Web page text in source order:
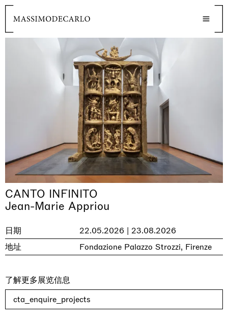
CANTO INFINITO
Jean-Marie Appriou
日期
22.05.2026 | 23.08.2026
地址
Fondazione Palazzo Strozzi, Firenze
了解更多展览信息
cta_enquire_projects